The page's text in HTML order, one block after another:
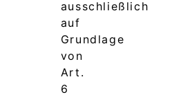
ausschließlich
auf
Grundlage
von
Art.
6